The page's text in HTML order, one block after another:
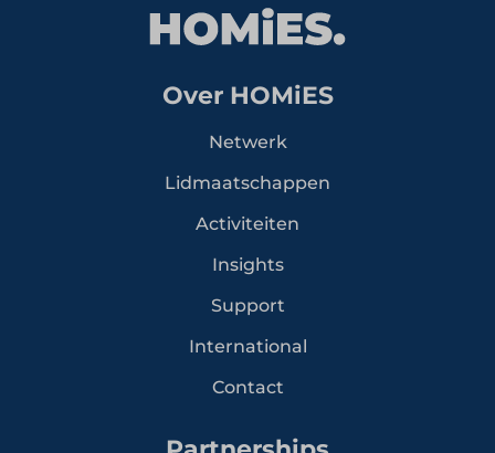
Over HOMiES
Netwerk
Lidmaatschappen
Activiteiten
Insights
Support
International
Contact